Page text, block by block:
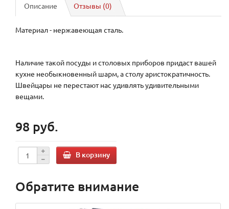
Описание Отзывы (0)
Материал - нержавеющая сталь.
Наличие такой посуды и столовых приборов придаст вашей
кухне необыкновенный шарм, а столу аристократичность.
Швейцары не перестают нас удивлять удивительными
вещами.
98 руб.
В корзину
Обратите внимание